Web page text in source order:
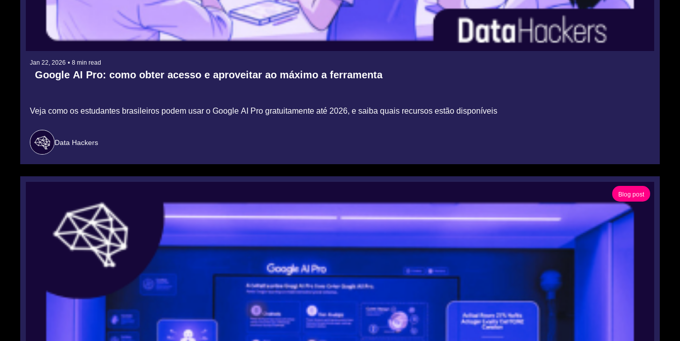
Jan 22, 2026 • 8 min read
Google AI Pro: como obter acesso e aproveitar ao máximo a ferramenta
Veja como os estudantes brasileiros podem usar o Google AI Pro gratuitamente até 2026, e saiba quais recursos estão disponíveis
Data Hackers
Blog post